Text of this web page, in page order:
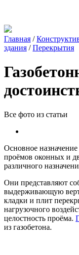
Главная /
здания /Перекрытия
Все фото из статьи
Основное
проёмов оконных и
различного
Они представляют
выдерживающую
кладки и плит
нагрузочного
целостность проёма.
из газобетона.